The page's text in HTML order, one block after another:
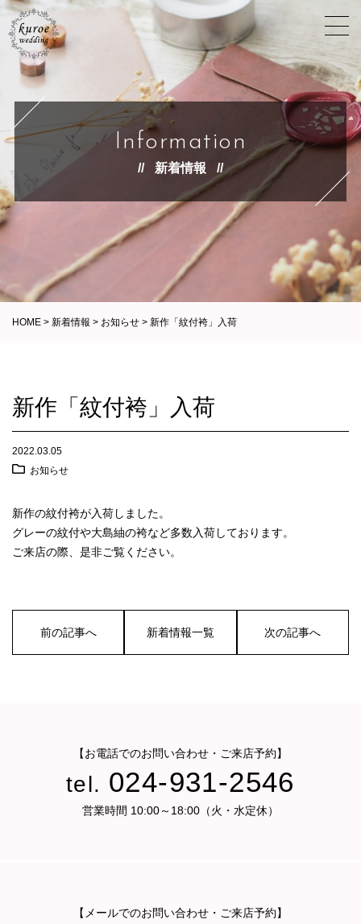
Information
新着情報
HOME > 新着情報 > お知らせ > 新作「紋付袴」入荷
新作「紋付袴」入荷
2022.03.05
お知らせ
新作の紋付袴が入荷しました。
グレーの紋付や大島紬の袴など多数入荷しております。
ご来店の際、是非ご覧ください。
前の記事へ 新着情報一覧 次の記事へ
【お電話でのお問い合わせ・ご来店予約】
tel. 024-931-2546
営業時間 10:00～18:00（火・水定休）
【メールでのお問い合わせ・ご来店予約】